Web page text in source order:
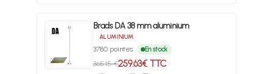
Brads DA 38 mm aluminium
ALUMINIUM
3780 pointes En stock
365.15 €259.63€ TTC